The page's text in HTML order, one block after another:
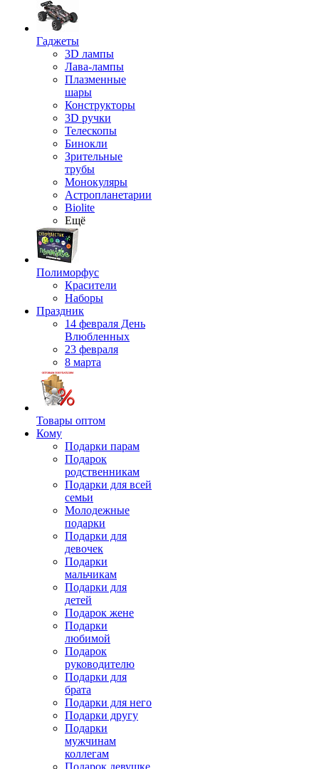
Гаджеты
3D лампы
Лава-лампы
Плазменные
шары
Конструкторы
3D ручки
Телескопы
Бинокли
Зрительные
трубы
Монокуляры
Астропланетарии
Biolite
Ещё
Полиморфус
Красители
Наборы
Праздник
14 февраля День
Влюбленных
23 февраля
8 марта
Товары оптом
Кому
Подарки парам
Подарок
родственникам
Подарки для всей
семьи
Молодежные
подарки
Подарки для
девочек
Подарки
мальчикам
Подарки для
детей
Подарок жене
Подарки
любимой
Подарок
руководителю
Подарки для
брата
Подарки для него
Подарки другу
Подарки
мужчинам
коллегам
Подарок девушке